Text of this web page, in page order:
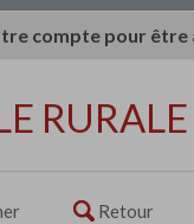
compte pour
RURALE
Retour